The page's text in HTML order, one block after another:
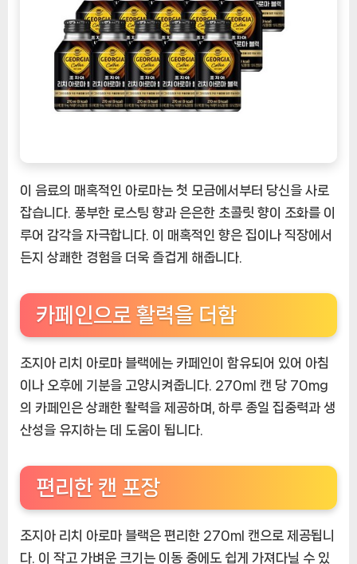
이 음료의 매혹적인 아로마는 첫 모금에서부터 당신을 사로
잡습니다. 풍부한 로스팅 향과 은은한 초콜릿 향이 조화를 이
루어 감각을 자극합니다. 이 매혹적인 향은 집이나 직장에서
든지 상쾌한 경험을 더욱 즐겁게 해줍니다.
카페인으로 활력을 더함
조지아 리치 아로마 블랙에는 카페인이 함유되어 있어 아침
이나 오후에 기분을 고양시켜줍니다. 270ml 캔 당 70mg
의 카페인은 상쾌한 활력을 제공하며, 하루 종일 집중력과 생
산성을 유지하는 데 도움이 됩니다.
편리한 캔 포장
조지아 리치 아로마 블랙은 편리한 270ml 캔으로 제공됩니
다. 이 작고 가벼운 크기는 이동 중에도 쉽게 가져다닐 수 있